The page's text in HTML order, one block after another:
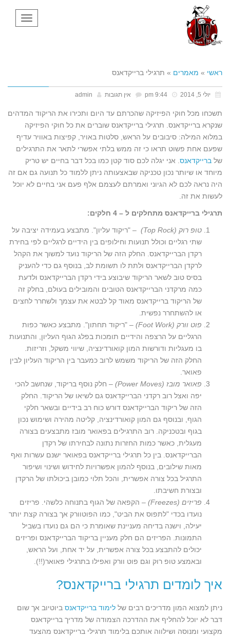
Toggle
ראשי » מאמרים » תרגילי ברייקדאנס
יולי 5, 2014 אין תגובות admin
תשכחו מכל חוקי הפיזיקה שהכרתם עד היום ותכירו את הריקוד המדהים
שנקרא ברייקדאנס. תרגילי ברייקדאנס שוברים את כל חוקי הפיזיקה
במלוא המילה: סיבובים על הראש, סלטות באויר, קפיצות באוויר עדיף
שפעם אחת פשוט תראו כי זה ממש בלתי אפשרי לתאר את התרגילים
של ברייקדאנס . אני יגלה לכם סוד קטן כמו בכל דבר בחיים יש טריק
מיוחד או שיותר נכון טכניקה שבאצעותה ניתן ללמוד כל תנועה גם אם זה
היה נראה לכם לא הגיוני ואמרתם לעצמם אלף פעם אני בחיים לא יוכל
לעשות את זה.
תרגילי ברייקדאנס מתחלקים ל – 4 חלקים :
טופ רוק (Top Rock)
– "ריקוד עליון". מתבצע בעמידה יציבה על
שתי רגליים וכולל תנועות וחילופים בין הידיים לרגליים לפי בחירת
רקדן הברייקדאנס. החלק הזה של הריקוד נועד למשוך את הקהל
לרקדן הברייקדאנס ולתת לו תשומת לב, בנוסף גם כדי להעניק
בסיס טוב לשאר הריקוד שיבוצע בידי רקדן הברייקדאנס ולדעת
כמה מרקדני הברייקדאנס הטובים והמובילים בעולם, בחלק זה
של הריקוד ברייקדאנס מאוד קל לבטא את עצמך ולשחרר לחצים
או להשתחרר נפשית.
פוט וורק (Foot Work
) – "ריקוד תחתון". מתבצע כאשר כפות
הרגליים על הרצפה והידיים תומכות בפלג הגוף העליון, והתנועות
בו מעגליות ודורשות המון קואורדינציה, שיווי משקל, וזריזות.
החלק הזה של הריקוד משמש לרוב כמעבר בין הריקוד העליון לבין
פאואר.
פאואר מובז (Power Moves
) – חלק נוסף בריקוד, שנחשב להכי
יפה ואצל רוב רקדני הברייקדאנס גם לשיאו של הריקוד. החלק
הזה של ריקוד הברייקדאנס דורש כוח רב בידיים ובשאר חלקי
הגוף, ובנוסף גם המון קואורדינציה, קליטה מהירה ושימוש נכון
בגוף ובטכניקה. רוב התרגילים בפאואר מובז מתבצעים בצורה
מעגלית, כאשר כמות החזרות נתונה לבחירתו של רקדן
הברייקדאנס. בין כל תרגילי ברייקדאנס בפאואר ישנם עשרות ואף
מאות שילובים, בנוסף להמון אפשרויות לחידוש ושינוי ושיפור
התרגיל בכל צורה אפשרית, והכל תלוי כמובן ביכולתו של הרקדן
ובצורת חשיבתו.
פריזים (Freezes
) – הקפאה של הגוף בתנוחה כלשהי. פריזים
נועדו בכדי "לתפוס את הביט", כמו הפוטוורק אך בצורה קצת יותר
יעילה, וישנה בדיחה מעניינת שאומרת כי הם גם נועדו בשביל
התמונות. הפריזים הם חלק מעניין בריקוד הברייקדאנס ופריזים
יכולים להתבצע בכל צורה אפשרית, על יד אחת, ועל הראש,
ובאמצע טופ רוק וגם פוט וורק ואפילו בתרגילי פאואר(!!).
איך לומדים תרגילי ברייקדאנס?
ניתן למצוא המון מדריכים רבים של לימוד ברייקדאנס ביוטיוב אך שום
דבר לא יוכל להחליף את ההדרכה הצמודה של מדריך ברייקדאנס
מקצועי ומנוסה ושילווה אותכם בלימוד תרגילי ברייקדאנס מהצעד